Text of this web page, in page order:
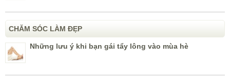
CHĂM SÓC LÀM ĐẸP
Những lưu ý khi bạn gái tẩy lông vào mùa hè